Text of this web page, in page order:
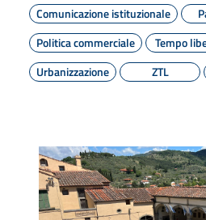
Comunicazione istituzionale
Politica commerciale
Tempo
Urbanizzazione
ZTL